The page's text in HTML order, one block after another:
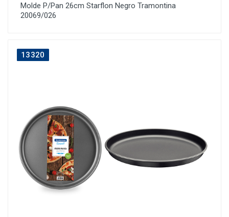
Molde P/Pan 26cm Starflon Negro Tramontina
20069/026
13320